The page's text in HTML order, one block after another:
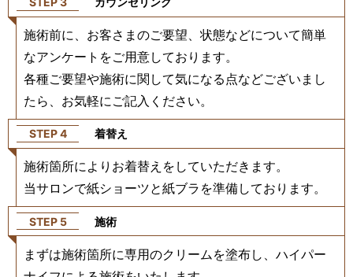
施術前に、お客さまのご要望、状態などについて簡単
なアンケートをご用意しております。
各種ご要望や施術に関して気になる点などございまし
たら、お気軽にご記入ください。
STEP 4 着替え
施術箇所によりお着替えをしていただきます。
当サロンで紙ショーツと紙ブラを準備しております。
STEP 5 施術
まずは施術箇所に専用のクリームを塗布し、ハイパー